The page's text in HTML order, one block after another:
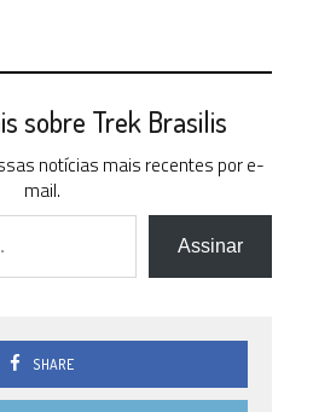
sobre Trek Brasilis
notícias mais recentes por e-
mail.
Assinar
SHARE